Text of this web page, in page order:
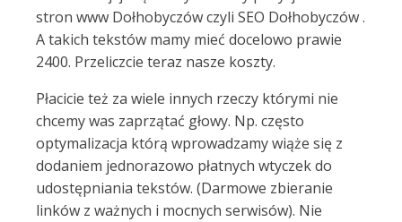
stron www Dołhobyczów czyli SEO Dołhobyczów .
A takich tekstów mamy mieć docelowo prawie
2400. Przeliczcie teraz nasze koszty.
Płacicie też za wiele innych rzeczy którymi nie
chcemy was zaprzątać głowy. Np. często
optymalizacja którą wprowadzamy wiąże się z
dodaniem jednorazowo płatnych wtyczek do
udostępniania tekstów. (Darmowe zbieranie
linków z ważnych i mocnych serwisów). Nie